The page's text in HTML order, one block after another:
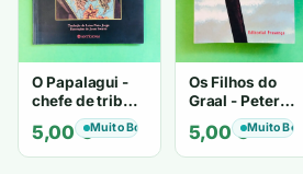
O Papalagui -
chefe de tribo
de tiavéa
5,00€Muito Bom
Os Filhos do
Graal - Peter
Berling
5,00€Muito Bom